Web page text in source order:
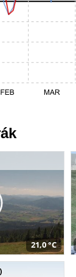
21,0 °C